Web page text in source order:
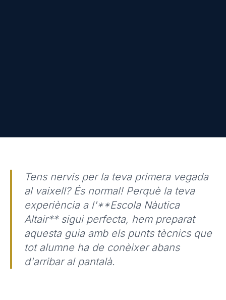
Tens nervis per la teva primera vegada
al vaixell? És normal! Perquè la teva
experiència a l'**Escola Nàutica
Altair** sigui perfecta, hem preparat
aquesta guia amb els punts tècnics que
tot alumne ha de conèixer abans
d'arribar al pantalà.